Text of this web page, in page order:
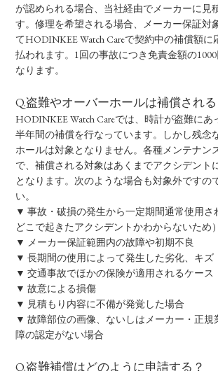
が認められる場合、当社経由でメーカーに見
す。修理を希望される場合、メーカー保証対
てHODINKEE Watch Careで契約中の補償額
払われます。1回の事故につき免責金額の
なります。
Q.盗難やオーバーホールは補償される
HODINKEE Watch Careでは、時計が盗難にあ
半年間の補償を行なっています。しかし残念
ホールは対象となりません。各種メンテナン
で、補償される対象はあくまでアクシデント
となります。次のような場合も対象外ですの
い。
▼ 事故・破損の発生から一定期間通常使用さ
どこで起きたアクシデントかわからないため）
▼ メーカー保証範囲内の故障や初期不良
▼ 長期間の使用によって発生した劣化、キズ
▼ 交通事故でほかの保険が適用されるケース
▼ 故意による損傷
▼ 見積もり内容に不備が発覚した場合
▼ 故障部位の画像、ないしはメーカー・正規
障の認定がない場合
Q.盗難補償はどのように申請する？